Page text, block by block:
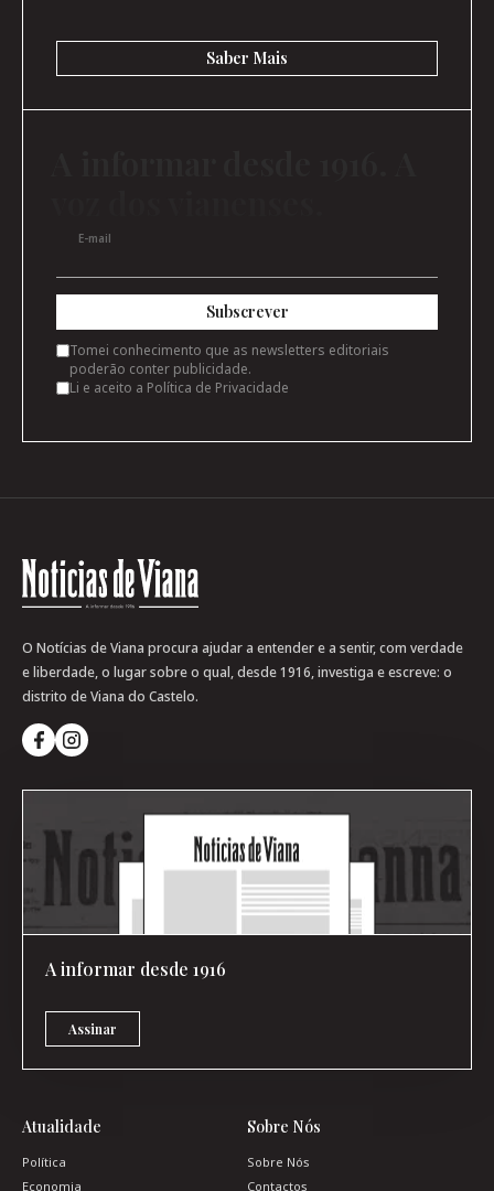
Saber Mais
E-mail
Subscrever
Tomei conhecimento que as newsletters editoriais
poderão conter publicidade.
Li e aceito a Política de Privacidade
O Notícias de Viana procura ajudar a entender e a sentir, com verdade
e liberdade, o lugar sobre o qual, desde 1916, investiga e escreve: o
distrito de Viana do Castelo.
A informar desde 1916
Assinar
Atualidade
Política
Economia
Sobre Nós
Sobre Nós
Contactos